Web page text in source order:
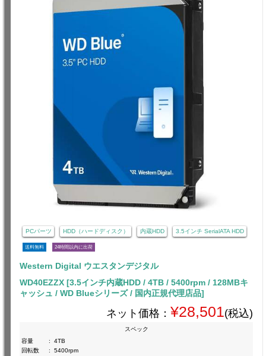
PCパーツ HDD（ハードディスク） 内蔵HDD 3.5インチ SerialATA HDD
送料無料 24時間以内に出荷
Western Digital ウエスタンデジタル
WD40EZZX [3.5インチ内蔵HDD / 4TB / 5400rpm / 128MBキ
ャッシュ / WD Blueシリーズ / 国内正規代理店品]
ネット価格： ¥28,501(税込)
スペック
容量
:
4TB
回転数
:
5400rpm